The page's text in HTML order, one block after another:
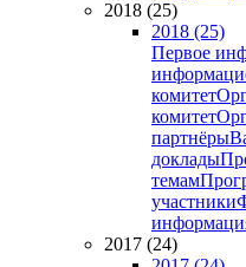
2018 (25)
2018 (25)
Первое
комитет
комитет
партнёры
доклады
темам
участники
2017 (24)